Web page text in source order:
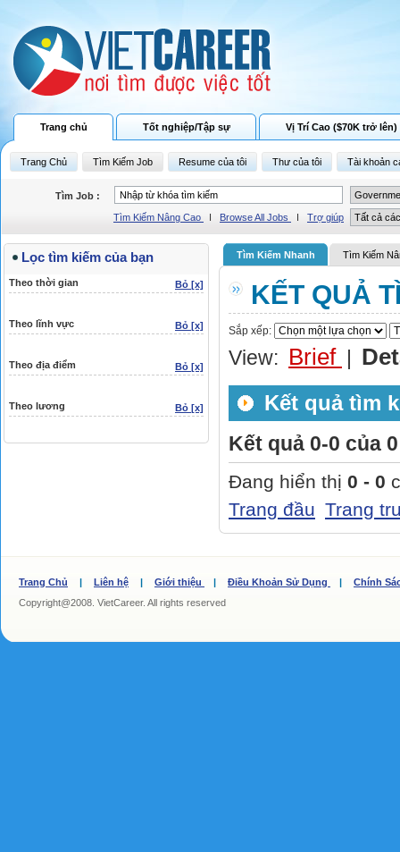
Trang chủ Tốt nghiệp/Tập sự Vị Trí Cao ($70K trở lên)
Trang Chủ Tìm Kiếm Job Resume của tôi Thư của tôi Tài khoản
Tìm Job :
Tìm Kiếm Nâng Cao
I Browse All Jobs I Trợ giúp
Lọc tìm kiếm của bạn
Theo thời gian Bỏ [x]
Theo lĩnh vực Bỏ [x]
Theo địa điểm Bỏ [x]
Theo lương Bỏ [x]
Tìm Kiếm Nhanh Tìm Kiếm
KẾT QUẢ
Sắp xếp:
View: Brief
Kết quả tìm
Kết quả 0-0 của 0
Đang hiển thị 0 - 0
Trang đầu Trang
Trang Chủ | Liên hệ | Giới thiệu | Điều Khoản Sử Dụng |
Chính
Copyright@2008. VietCareer. All rights reserved